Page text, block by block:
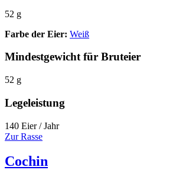
52 g
Farbe der Eier: Weiß
Mindestgewicht für Bruteier
52 g
Legeleistung
140 Eier / Jahr
Zur Rasse
Cochin